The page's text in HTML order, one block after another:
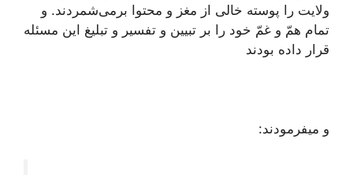
ولايت را پوسته خالى از مغز و محتوا برمی‌شمردند. و
تمام همّ و غمّ خود را بر تبيين و تفسير و تبليغ اين مسئله
قرار داده بودند
و می‏فرمودند: